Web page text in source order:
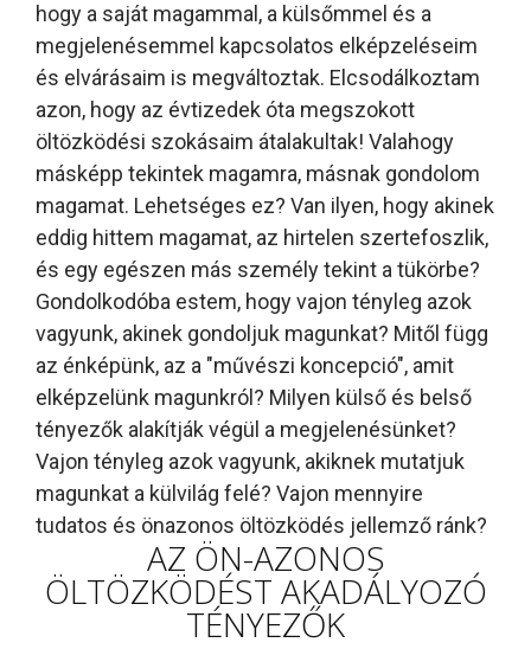
hogy a saját magammal, a külsőmmel és a
megjelenésemmel kapcsolatos elképzeléseim
és elvárásaim is megváltoztak. Elcsodálkoztam
azon, hogy az évtizedek óta megszokott
öltözködési szokásaim átalakultak! Valahogy
másképp tekintek magamra, másnak gondolom
magamat. Lehetséges ez? Van ilyen, hogy akinek
eddig hittem magamat, az hirtelen szertefoszlik,
és egy egészen más személy tekint a tükörbe?
Gondolkodóba estem, hogy vajon tényleg azok
vagyunk, akinek gondoljuk magunkat? Mitől függ
az énképünk, az a "művészi koncepció", amit
elképzelünk magunkról? Milyen külső és belső
tényezők alakítják végül a megjelenésünket?
Vajon tényleg azok vagyunk, akiknek mutatjuk
magunkat a külvilág felé? Vajon mennyire
tudatos és önazonos öltözködés jellemző ránk?
AZ ÖN-AZONOS
ÖLTÖZKÖDÉST AKADÁLYOZÓ
TÉNYEZŐK